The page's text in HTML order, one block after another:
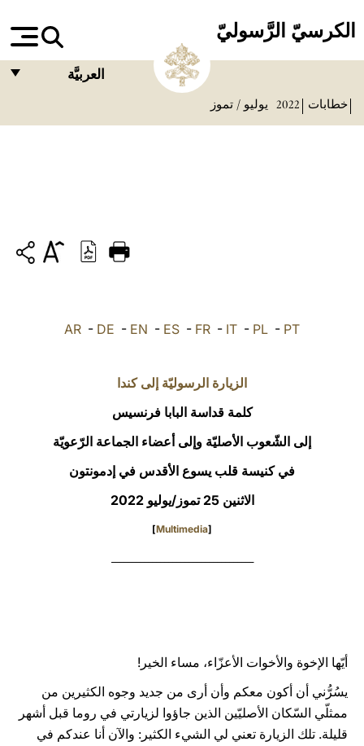
الكرسيّ الرَّسوليّ
العربيَّة
DEUTSCH
العربيّة
خطابات 2022 يوليو / تموز
AR - DE - EN - ES - FR - IT - PL - PT
الزيارة الرسوليّة إلى كندا
كلمة قداسة البابا فرنسيس
إلى الشّعوب الأصليّة وإلى أعضاء الجماعة الرّعويّة
في كنيسة قلب يسوع الأقدس في إدمونتون
الاثنين 25 تموز/يوليو 2022
[
Multimedia
]
أيّها الإخوة والأخوات الأعزّاء، مساء الخير!
يسُرُّني أن أكون معكم وأن أرى من جديد وجوه الكثيرين من
ممثلّي السّكان الأصليّين الذين جاؤوا لزيارتي في روما قبل أشهر
قليلة. تلك الزيارة تعني لي الشيء الكثير: والآن أنا عندكم في